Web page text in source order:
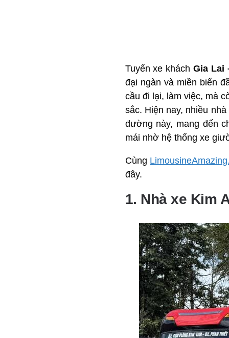
Tuyến xe kháchGia Lai
đại ngàn và miền biển
cầu đi lại, làm việc, mà
sắc. Hiện nay, nhiều
đường này, mang đến
mái nhờ hệ thống xe
Cùng
đây.
1. Nhà xe Kim